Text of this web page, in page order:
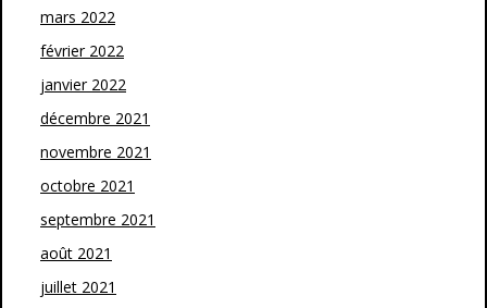
mars 2022
février 2022
janvier 2022
décembre 2021
novembre 2021
octobre 2021
septembre 2021
août 2021
juillet 2021